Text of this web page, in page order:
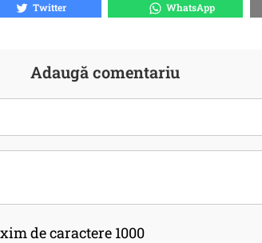
Twitter WhatsApp
Adaugă comentariu
de caractere 1000